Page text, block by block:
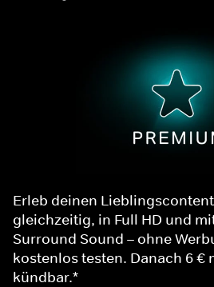
Erleb deinen
gleichzeitig, in Full HD und
Surround Sound – ohne
kostenlos testen. Danach 6 €
kündbar.*